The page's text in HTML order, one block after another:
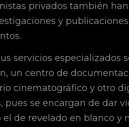
privados también
y
servicios especializados
un centro de
cinematográfico y otro
pues se encargan de dar
el de revelado en blanco y